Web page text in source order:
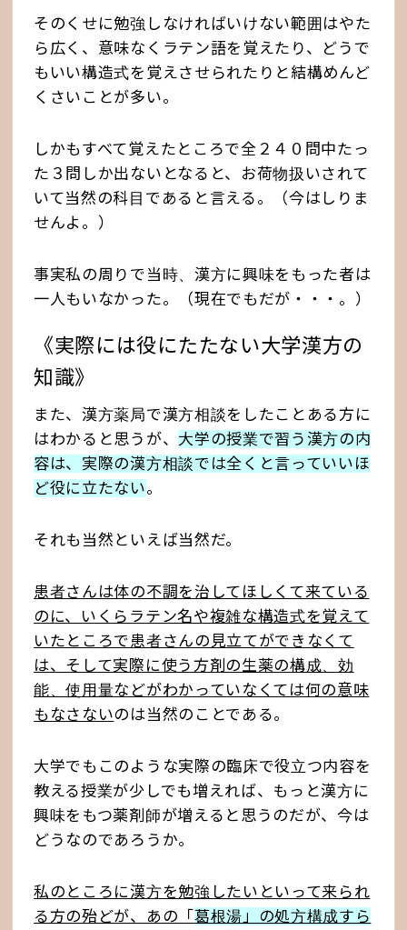
そのくせに勉強しなければいけない範囲はやた
ら広く、意味なくラテン語を覚えたり、どうで
もいい構造式を覚えさせられたりと結構めんど
くさいことが多い。
しかもすべて覚えたところで全２４０問中たっ
た３問しか出ないとなると、お荷物扱いされて
いて当然の科目であると言える。（今はしりま
せんよ。）
事実私の周りで当時、漢方に興味をもった者は
一人もいなかった。（現在でもだが・・・。）
《実際には役にたたない大学漢方の
知識》
また、漢方薬局で漢方相談をしたことある方に
はわかると思うが、 大学の授業で習う漢方の内
容は、実際の漢方相談では全くと言っていいほ
ど役に立たない。
それも当然といえば当然だ。
患者さんは体の不調を治してほしくて来ている
のに、いくらラテン名や複雑な構造式を覚えて
いたところで患者さんの見立てができなくて
は、そして実際に使う方剤の生薬の構成、効
能、使用量などがわかっていなくては何の意味
もなさないのは当然のことである。
大学でもこのような実際の臨床で役立つ内容を
教える授業が少しでも増えれば、もっと漢方に
興味をもつ薬剤師が増えると思うのだが、今は
どうなのであろうか。
私のところに漢方を勉強したいといって来られ
る方の殆どが、あの「 葛根湯」の処方構成すら